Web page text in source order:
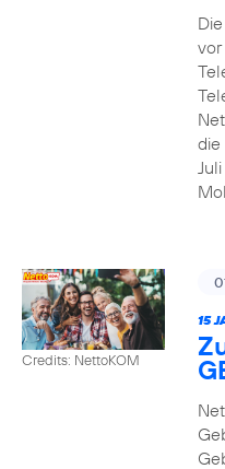
vor
die
Credits: NettoKOM
15